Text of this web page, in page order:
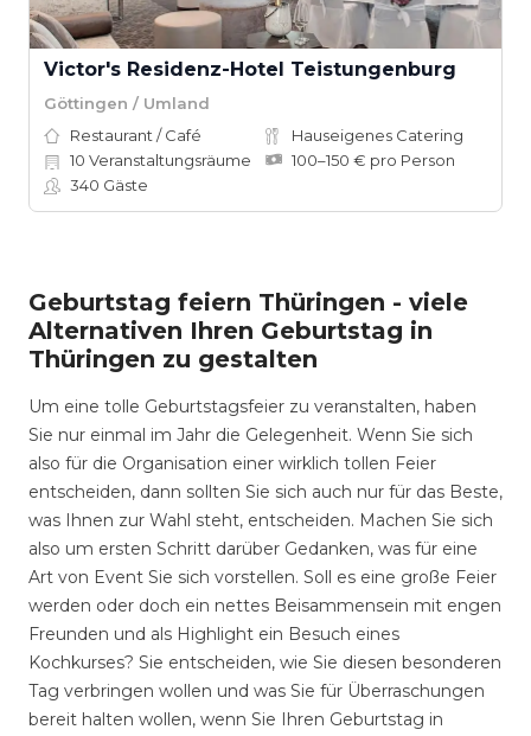
Victor's Residenz-Hotel Teistungenburg
Göttingen / Umland
Restaurant / Café
Hauseigenes Catering
10 Veranstaltungsräume
100–150 € pro Person
340 Gäste
Geburtstag feiern Thüringen - viele
Alternativen Ihren Geburtstag in
Thüringen zu gestalten
Um eine tolle Geburtstagsfeier zu veranstalten, haben
Sie nur einmal im Jahr die Gelegenheit. Wenn Sie sich
also für die Organisation einer wirklich tollen Feier
entscheiden, dann sollten Sie sich auch nur für das Beste,
was Ihnen zur Wahl steht, entscheiden. Machen Sie sich
also um ersten Schritt darüber Gedanken, was für eine
Art von Event Sie sich vorstellen. Soll es eine große Feier
werden oder doch ein nettes Beisammensein mit engen
Freunden und als Highlight ein Besuch eines
Kochkurses? Sie entscheiden, wie Sie diesen besonderen
Tag verbringen wollen und was Sie für Überraschungen
bereit halten wollen, wenn Sie Ihren Geburtstag in